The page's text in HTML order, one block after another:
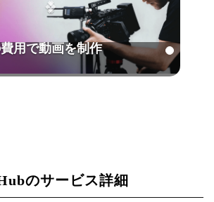
用で動画を制作
のサービス詳細